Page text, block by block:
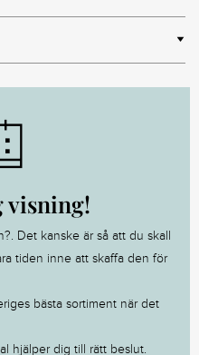
visning!
Det kanske är så att du skall
tiden inne att skaffa den för
bästa sortiment när det
hjälper dig till rätt beslut.